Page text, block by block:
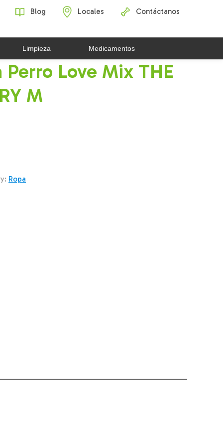
Blog Locales Contáctanos
Limpieza Medicamentos
Perro Love Mix THE
M
Ropa